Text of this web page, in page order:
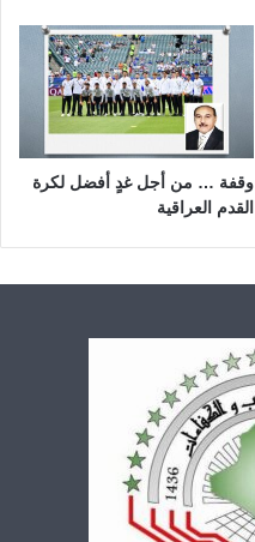
وقفة … من أجل غدٍ أفضل لكرة
القدم العراقية